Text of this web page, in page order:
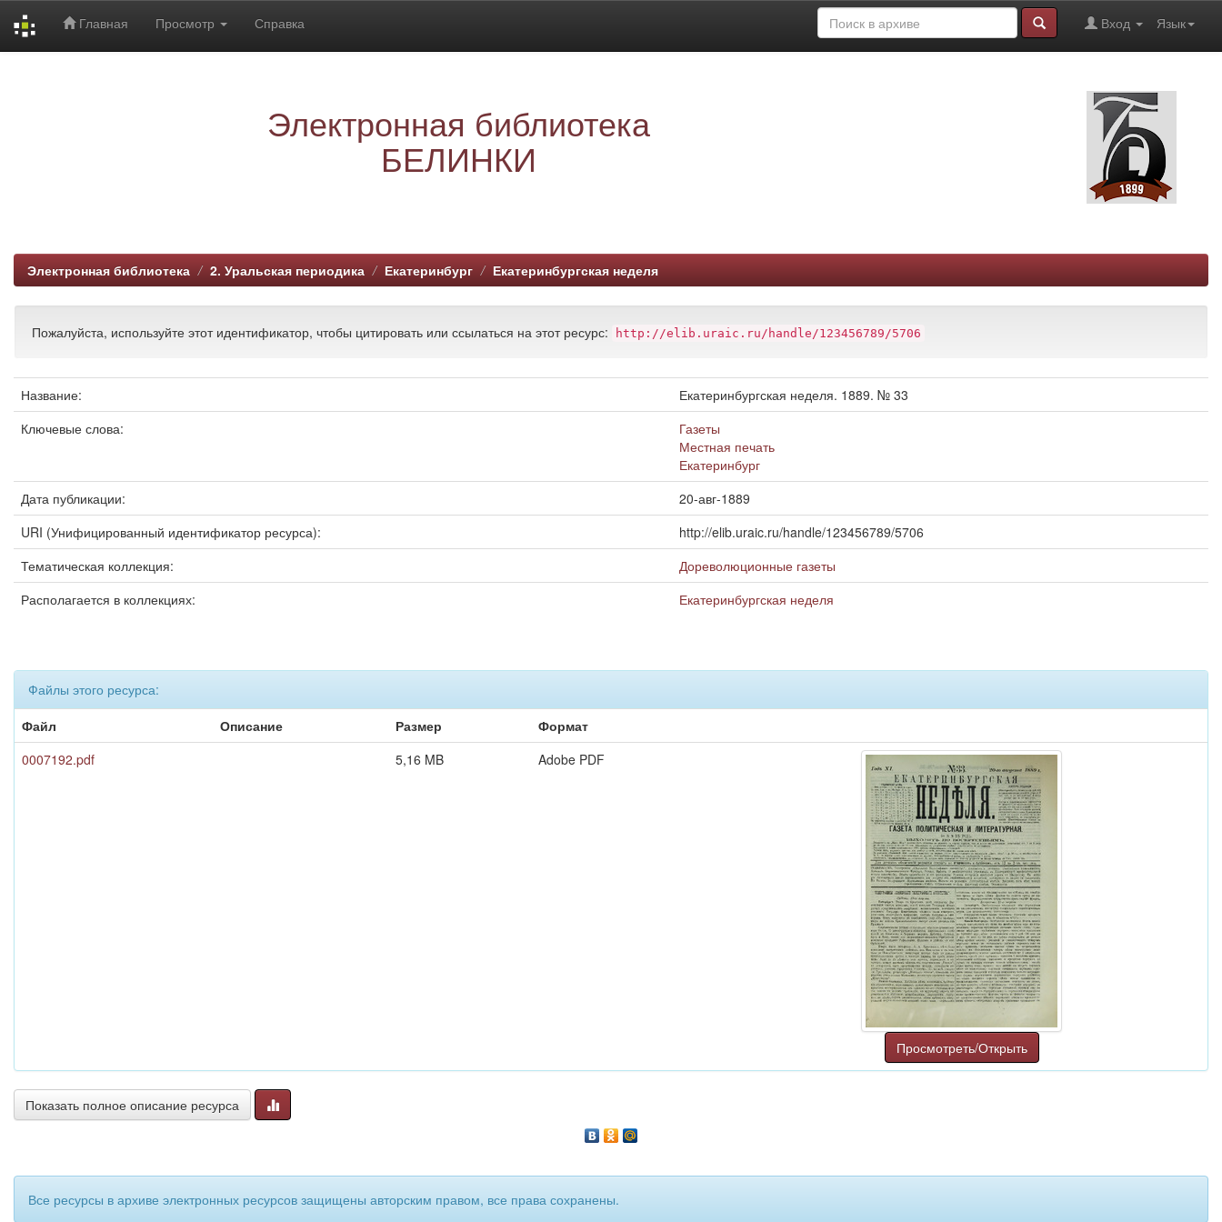
Главная Просмотр Справка Язык
Вход
Электронная библиотека
БЕЛИНКИ
Электронная библиотека 2. Уральская периодика Екатеринбург Екатеринбургская неделя
Пожалуйста, используйте этот идентификатор, чтобы цитировать или ссылаться на этот ресурс: http://elib.uraic.ru/handle/123456789/5706
Название:
Екатеринбургская неделя. 1889. № 33
Ключевые слова:
Газеты
Местная печать
Екатеринбург
Дата публикации:
20-авг-1889
URI (Унифицированный идентификатор ресурса):
http://elib.uraic.ru/handle/123456789/5706
Тематическая коллекция:
Дореволюционные газеты
Располагается в коллекциях:
Екатеринбургская неделя
Файлы этого ресурса:
Файл
Описание Размер
Формат
0007192.pdf
5,16 MB Adobe PDF
Просмотреть/Открыть
Показать полное описание ресурса
Все ресурсы в архиве электронных ресурсов защищены авторским правом, все права сохранены.